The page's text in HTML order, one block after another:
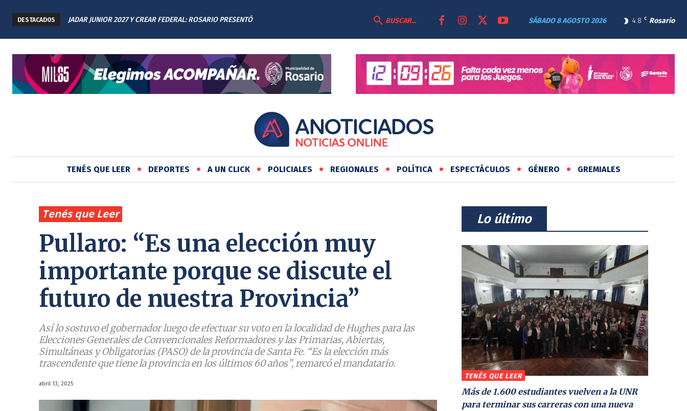
DESTACADOS
JADAR JUNIOR 2027 Y CREAR FEDERAL: ROSARIO PRESENTÓ
4.8 C Rosario
SÁBADO 8 AGOSTO 2026
BUSCAR...
TENÉS QUE LEER DEPORTES A UN CLICK POLICIALES REGIONALES POLÍTICA ESPECTÁCULOS GÉNERO GREMIALES
Tenés que Leer
Pullaro: “Es una elección muy
importante porque se discute el
futuro de nuestra Provincia”
Así lo sostuvo el gobernador luego de efectuar su voto en la localidad de Hughes para las
Elecciones Generales de Convencionales Reformadores y las Primarias, Abiertas,
Simultáneas y Obligatorias (PASO) de la provincia de Santa Fe. “Es la elección más
trascendente que tiene la provincia en los últimos 60 años”, remarcó el mandatario.
abril 13, 2025
⠀Lo último⠀
TENÉS QUE LEER
Más de 1.600 estudiantes vuelven a la UNR
para terminar sus carreras con una nueva